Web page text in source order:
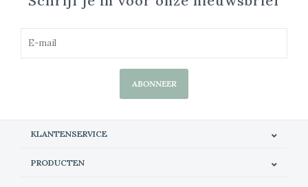
ABONNEER
KLANTENSERVICE
PRODUCTEN